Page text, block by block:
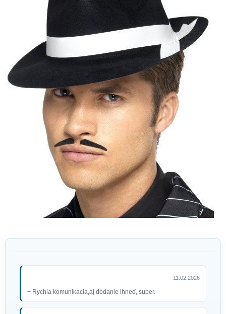
11.02.2026
+ Rychla komunikacia,aj dodanie ihneď, super.